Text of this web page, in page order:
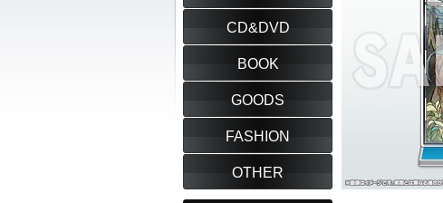
CD&DVD
BOOK
GOODS
FASHION
OTHER